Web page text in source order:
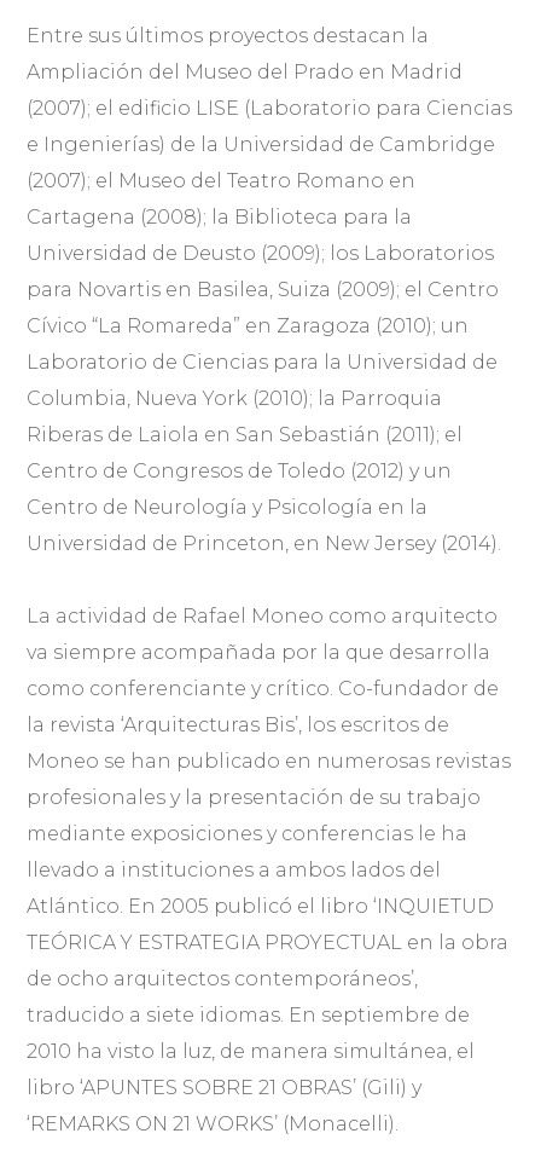
Entre sus últimos proyectos destacan la
Ampliación del Museo del Prado en Madrid
(2007); el edificio LISE (Laboratorio para Ciencias
e Ingenierías) de la Universidad de Cambridge
(2007); el Museo del Teatro Romano en
Cartagena (2008); la Biblioteca para la
Universidad de Deusto (2009); los Laboratorios
para Novartis en Basilea, Suiza (2009); el Centro
Cívico “La Romareda” en Zaragoza (2010); un
Laboratorio de Ciencias para la Universidad de
Columbia, Nueva York (2010); la Parroquia
Riberas de Laiola en San Sebastián (2011); el
Centro de Congresos de Toledo (2012) y un
Centro de Neurología y Psicología en la
Universidad de Princeton, en New Jersey (2014).
La actividad de Rafael Moneo como arquitecto
va siempre acompañada por la que desarrolla
como conferenciante y crítico. Co-fundador de
la revista ‘Arquitecturas Bis’, los escritos de
Moneo se han publicado en numerosas revistas
profesionales y la presentación de su trabajo
mediante exposiciones y conferencias le ha
llevado a instituciones a ambos lados del
Atlántico. En 2005 publicó el libro ‘INQUIETUD
TEÓRICA Y ESTRATEGIA PROYECTUAL en la obra
de ocho arquitectos contemporáneos’,
traducido a siete idiomas. En septiembre de
2010 ha visto la luz, de manera simultánea, el
libro ‘APUNTES SOBRE 21 OBRAS’ (Gili) y
‘REMARKS ON 21 WORKS’ (Monacelli).